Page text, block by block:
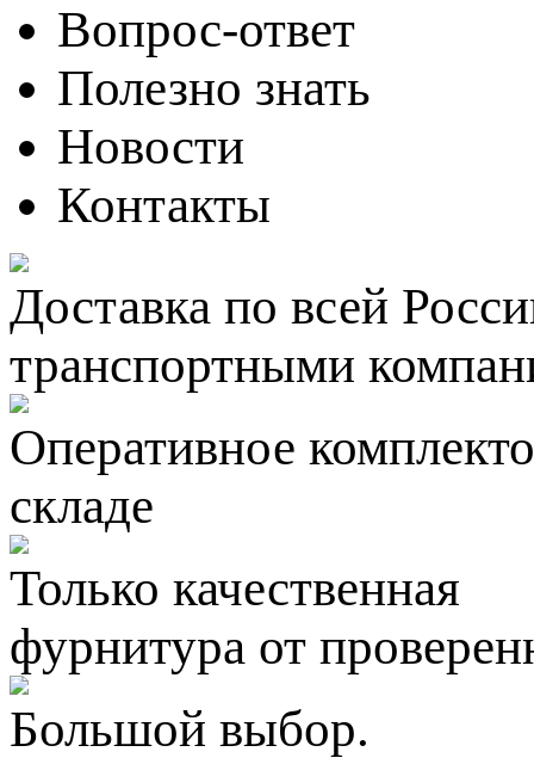
Вопрос-ответ
Полезно знать
Новости
Контакты
Доставка по всей
транспортными
Оперативное
складе
Только качественная
фурнитура от
Большой выбор.